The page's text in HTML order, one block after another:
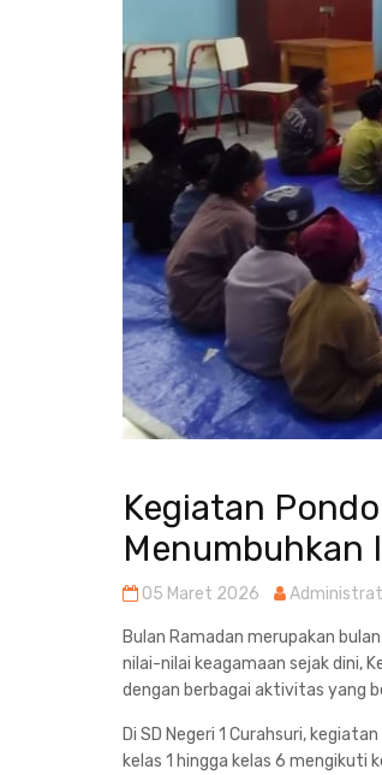
Kegiatan
Menumbuhkan
05 Maret 2026
Bulan Ramadan merupakan
nilai-nilai keagamaan sejak dini,
dengan berbagai aktivitas yang
Di SD Negeri 1 Curahsuri,
kelas 1 hingga kelas 6 mengikuti